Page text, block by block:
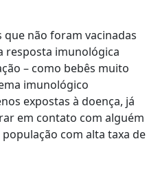
que não foram vacinadas
resposta imunológica
– como bebês muito
imunológico
expostas à doença, já
em contato com alguém
com alta taxa de